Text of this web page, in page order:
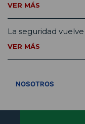
VER MÁS
La seguridad
VER MÁS
NOSOTROS